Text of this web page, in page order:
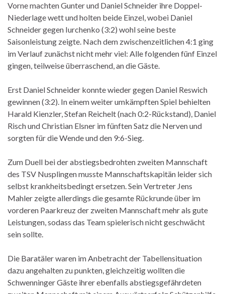
Vorne machten Gunter und Daniel Schneider ihre Doppel-
Niederlage wett und holten beide Einzel, wobei Daniel
Schneider gegen Iurchenko (3:2) wohl seine beste
Saisonleistung zeigte. Nach dem zwischenzeitlichen 4:1 ging
im Verlauf zunächst nicht mehr viel: Alle folgenden fünf Einzel
gingen, teilweise überraschend, an die Gäste.
Erst Daniel Schneider konnte wieder gegen Daniel Reswich
gewinnen (3:2). In einem weiter umkämpften Spiel behielten
Harald Kienzler, Stefan Reichelt (nach 0:2-Rückstand), Daniel
Risch und Christian Elsner im fünften Satz die Nerven und
sorgten für die Wende und den 9:6-Sieg.
Zum Duell bei der abstiegsbedrohten zweiten Mannschaft
des TSV Nusplingen musste Mannschaftskapitän leider sich
selbst krankheitsbedingt ersetzen. Sein Vertreter Jens
Mahler zeigte allerdings die gesamte Rückrunde über im
vorderen Paarkreuz der zweiten Mannschaft mehr als gute
Leistungen, sodass das Team spielerisch nicht geschwächt
sein sollte.
Die Baratäler waren im Anbetracht der Tabellensituation
dazu angehalten zu punkten, gleichzeitig wollten die
Schwenninger Gäste ihrer ebenfalls abstiegsgefährdeten